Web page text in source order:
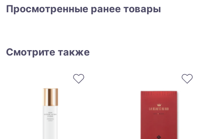
Просмотренные ранее товары
Смотрите также